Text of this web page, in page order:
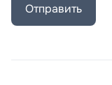
Отправить